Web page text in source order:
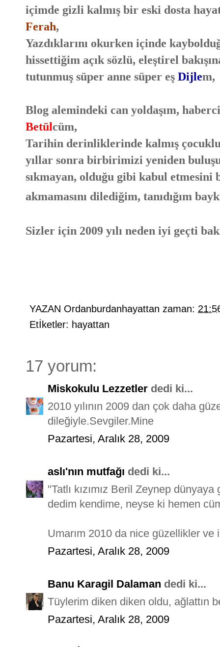
içimde gizli kalmış bir eski dosta
Ferah,
Yazdıklarını okurken içinde
hissettiğim açık sözlü, eleştirel
tutunmuş süper anne süper eş Dijlem,
Blog alemindeki can yoldaşım,
Betülcüm,
Tarihin derinliklerinde kalmış
yıllar sonra birbirimizi yeniden
sıkmayan, olduğu gibi kabul
akmamasını dilediğim, tanıdığım
Sizler için 2009 yılı neden iyi geçti
YAZAN Ordanburdanhayattan zaman:
Etİketler: hayattan
17 yorum:
Miskokulu Lezzetler dedi ki...
2010 yılının 2009 dan çok daha
dileğiyle.Sevgiler.Mine
Pazartesi, Aralık 28, 2009
aslı'nın mutfağı dedi ki...
"Tatlı kızımız Beril Zeynep
dedim kendime, neyse ki hemen
Umarım 2010 da nice güzellikler
Pazartesi, Aralık 28, 2009
Banu Karagil Dalaman dedi ki...
Tüylerim diken diken oldu, ağlattın
Pazartesi, Aralık 28, 2009